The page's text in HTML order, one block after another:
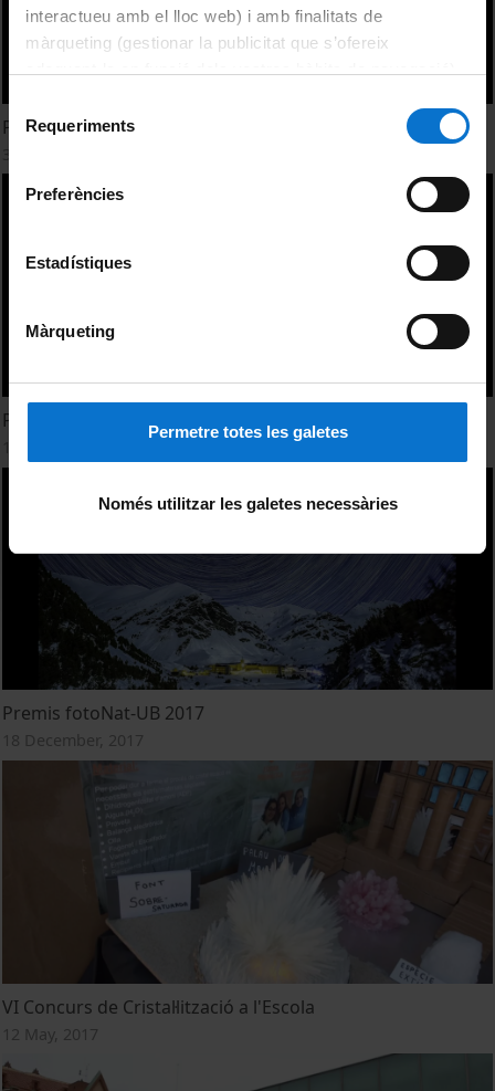
interactueu amb el lloc web) i amb finalitats de
màrqueting (gestionar la publicitat que s’ofereix
consultar laPolítica de galetes del lloc web de la
Selecció
de Requeriments
Preferències
Estadístiques
Màrqueting
Permetre totes les galetes
Només utilitzar les galetes necessàries
Premis fotoNat-UB 2019
Premis fotoNat-UB 2018
Premis fotoNat-UB 2017
18 December, 2017
VI Concurs de Cristal·lització a l'Escola
12 May, 2017